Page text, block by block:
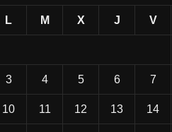
L M X J V
3 4 5 6 7
10 11 12 13 14